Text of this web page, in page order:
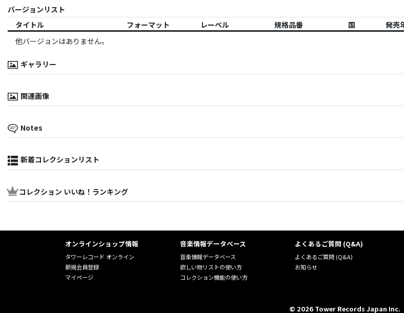
バージョンリスト
タイトル
フォーマット レーベル 規格品番 国
発売
他バージョンはありません。
ギャラリー
関連画像
Notes
新着コレクションリスト
コレクション いいね！ランキング
オンラインショップ情報
タワーレコード オンライン
新規会員登録
マイページ
音楽情報データベース
音楽情報データベース
欲しい物リストの使い方
コレクション機能の使い方
よくあるご質問 (Q&A)
よくあるご質問 (Q&A)
お知らせ
© 2026Tower Records Japan Inc.